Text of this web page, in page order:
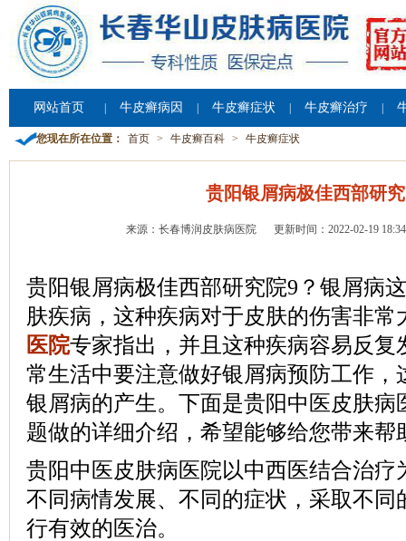
网站首页 牛皮癣病因 牛皮癣症状 牛皮癣治疗
您现在所在位置： 首页 > 牛皮癣百科 > 牛皮癣症状
贵阳银屑病极佳西部研
来源：长春博润皮肤病医院 更新时间：2022-02-19
贵阳银屑病极佳西部研究院9？银屑病
肤疾病，这种疾病对于皮肤的伤害非常
医院专家指出，并且这种疾病容易反复
常生活中要注意做好银屑病预防工作，
银屑病的产生。下面是贵阳中医皮肤病
题做的详细介绍，希望能够给您带来帮
贵阳中医皮肤病医院以中西医结合治疗
不同病情发展、不同的症状，采取不同
行有效的医治。